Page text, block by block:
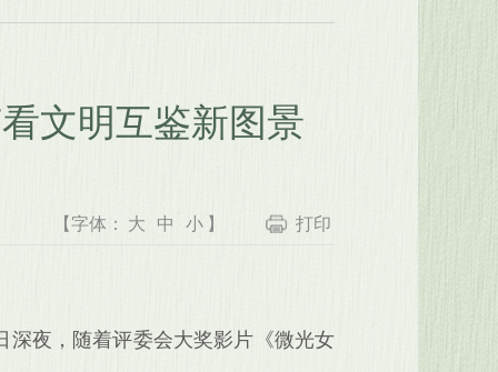
文明互鉴新图景
【字体： 大 中 小 】 打印
夜，随着评委会大奖影片《微光女